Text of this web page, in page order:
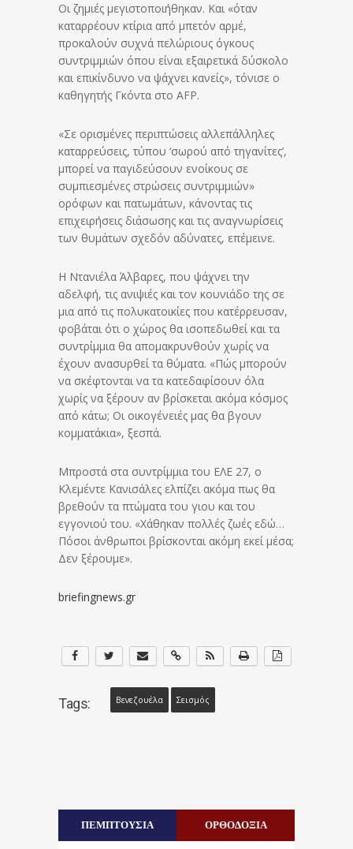
Οι ζημιές μεγιστοποιήθηκαν. Και «όταν
καταρρέουν κτίρια από μπετόν αρμέ,
προκαλούν συχνά πελώριους όγκους
συντριμμιών όπου είναι εξαιρετικά δύσκολο
και επικίνδυνο να ψάχνει κανείς», τόνισε ο
καθηγητής Γκόντα στο AFP.
«Σε ορισμένες περιπτώσεις αλλεπάλληλες
καταρρεύσεις, τύπου ‘σωρού από τηγανίτες’,
μπορεί να παγιδεύσουν ενοίκους σε
συμπιεσμένες στρώσεις συντριμμιών»
ορόφων και πατωμάτων, κάνοντας τις
επιχειρήσεις διάσωσης και τις αναγνωρίσεις
των θυμάτων σχεδόν αδύνατες, επέμεινε.
Η Ντανιέλα Άλβαρες, που ψάχνει την
αδελφή, τις ανιψιές και τον κουνιάδο της σε
μια από τις πολυκατοικίες που κατέρρευσαν,
φοβάται ότι ο χώρος θα ισοπεδωθεί και τα
συντρίμμια θα απομακρυνθούν χωρίς να
έχουν ανασυρθεί τα θύματα. «Πώς μπορούν
να σκέφτονται να τα κατεδαφίσουν όλα
χωρίς να ξέρουν αν βρίσκεται ακόμα κόσμος
από κάτω; Οι οικογένειές μας θα βγουν
κομματάκια», ξεσπά.
Μπροστά στα συντρίμμια του ΕΛΕ 27, ο
Κλεμέντε Κανισάλες ελπίζει ακόμα πως θα
βρεθούν τα πτώματα του γιου και του
εγγονιού του. «Χάθηκαν πολλές ζωές εδώ…
Πόσοι άνθρωποι βρίσκονται ακόμη εκεί μέσα;
Δεν ξέρουμε».
briefingnews.gr
Tags: Βενεζουέλα Σεισμός
ΠΕΜΠΤΟΥΣΙΑ ΟΡΘΟΔΟΞΙΑ